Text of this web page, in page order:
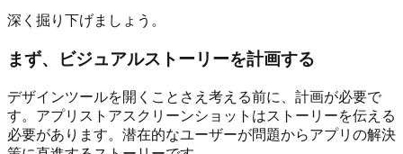
深く掘り下げましょう。
まず、ビジュアルストーリーを計画する
デザインツールを開くことさえ考える前に、計画が必要で
す。アプリストアスクリーンショットはストーリーを伝える
必要があります。潜在的なユーザーが問題からアプリの解決